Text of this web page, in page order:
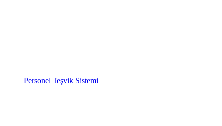
Personel Teşvik Sistemi